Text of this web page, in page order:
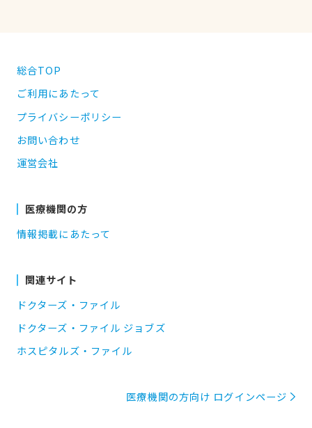
総合TOP
ご利用にあたって
プライバシーポリシー
お問い合わせ
運営会社
医療機関の方
情報掲載にあたって
関連サイト
ドクターズ・ファイル
ドクターズ・ファイル ジョブズ
ホスピタルズ・ファイル
医療機関の方向け ログインページ